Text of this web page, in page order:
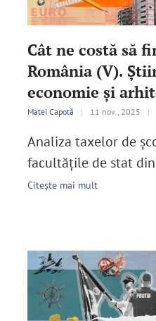
Cât ne costă să
România (V).
economie şi
Matei Capotă | 11 nov., 2025 |
Analiza taxelor de
facultăţile de stat din
Citește mai mult